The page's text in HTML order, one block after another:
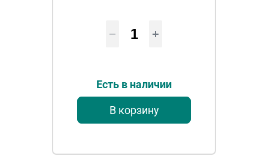
Есть в наличии
В корзину